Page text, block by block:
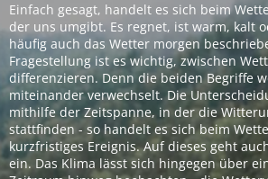
Einfach gesagt, handelt es sich beim
der uns umgibt. Es regnet, ist warm, kalt
häufig auch das Wetter morgen
Fragestellung ist es wichtig, zwischen
differenzieren. Denn die beiden Begriffe
miteinander verwechselt. Die
mithilfe der Zeitspanne, in der die
stattfinden - so handelt es sich beim
kurzfristiges Ereignis. Auf dieses geht
ein. Das Klima lässt sich hingegen über